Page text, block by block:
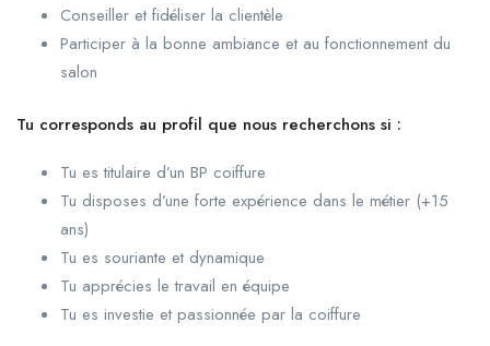
Conseiller et fidéliser la clientèle
Participer à la bonne ambiance et au fonctionnement du
salon
Tu corresponds au profil que nous recherchons si :
Tu es titulaire d’un BP coiffure
Tu disposes d’une forte expérience dans le métier (+15
ans)
Tu es souriante et dynamique
Tu apprécies le travail en équipe
Tu es investie et passionnée par la coiffure